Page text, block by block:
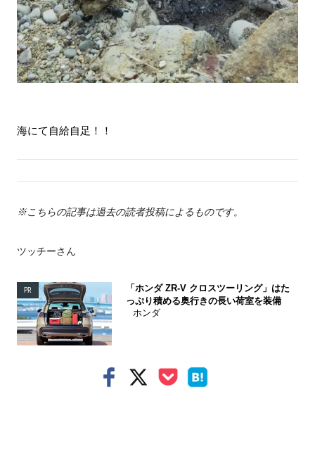
海にて自給自足！！
※こちらの記事は過去の読者投稿によるものです。
ツッチーさん
PR
「ホンダ ZR-V クロスツーリング」はた
っぷり積める奥行きの長い荷室を装備
ホンダ